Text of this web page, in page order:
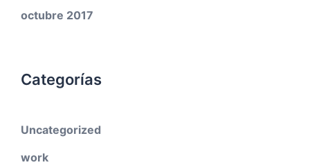
octubre 2017
Categorías
Uncategorized
work